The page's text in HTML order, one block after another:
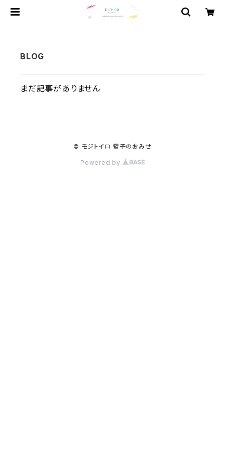
まだ記事がありません
© モジトイロ 藍子のおみせ
Powered by